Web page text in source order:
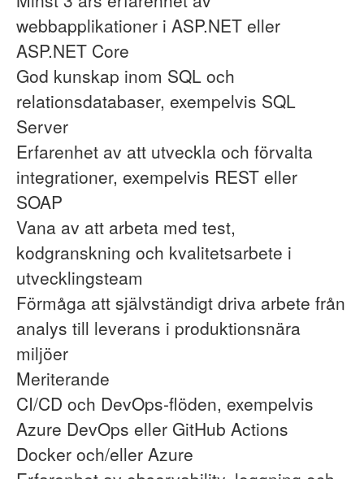
webbapplikationer i ASP.NET eller
ASP.NET Core
God kunskap inom SQL och
relationsdatabaser, exempelvis SQL
Server
Erfarenhet av att utveckla och förvalta
integrationer, exempelvis REST eller
SOAP
Vana av att arbeta med test,
kodgranskning och kvalitetsarbete i
utvecklingsteam
Förmåga att självständigt driva arbete från
analys till leverans i produktionsnära
miljöer
Meriterande
CI/CD och DevOps-flöden, exempelvis
Azure DevOps eller GitHub Actions
Docker och/eller Azure